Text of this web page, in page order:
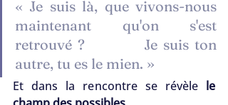
« Je suis là, que vivons-nous
maintenant qu'on s'est
retrouvé ?          Je suis ton
autre, tu es le mien. »
Et dans la rencontre se révèle le